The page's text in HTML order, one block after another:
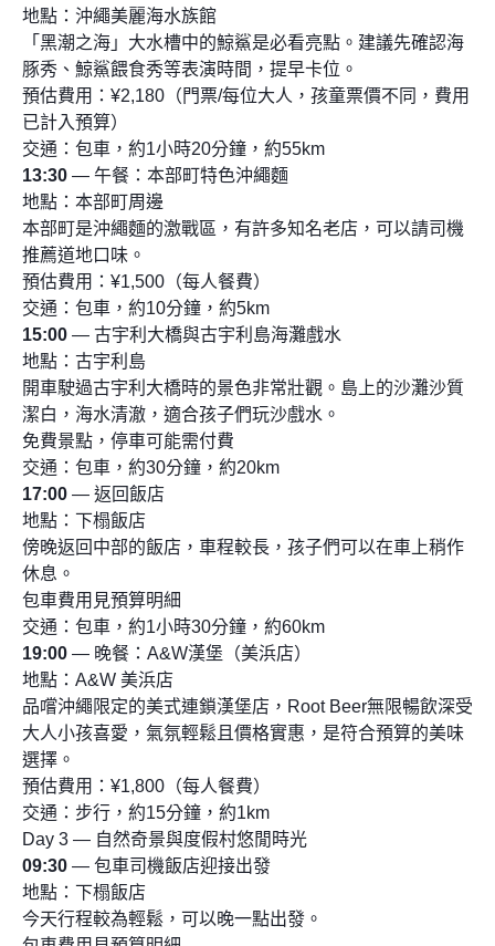
地點：沖繩美麗海水族館
「黑潮之海」大水槽中的鯨鯊是必看亮點。建議先確認海
豚秀、鯨鯊餵食秀等表演時間，提早卡位。
預估費用：¥2,180（門票/每位大人，孩童票價不同，費用
已計入預算）
交通：包車，約1小時20分鐘，約55km
13:30 — 午餐：本部町特色沖繩麵
地點：本部町周邊
本部町是沖繩麵的激戰區，有許多知名老店，可以請司機
推薦道地口味。
預估費用：¥1,500（每人餐費）
交通：包車，約10分鐘，約5km
15:00 — 古宇利大橋與古宇利島海灘戲水
地點：古宇利島
開車駛過古宇利大橋時的景色非常壯觀。島上的沙灘沙質
潔白，海水清澈，適合孩子們玩沙戲水。
免費景點，停車可能需付費
交通：包車，約30分鐘，約20km
17:00 — 返回飯店
地點：下榻飯店
傍晚返回中部的飯店，車程較長，孩子們可以在車上稍作
休息。
包車費用見預算明細
交通：包車，約1小時30分鐘，約60km
19:00 — 晚餐：A&W漢堡（美浜店）
地點：A&W 美浜店
品嚐沖繩限定的美式連鎖漢堡店，Root Beer無限暢飲深受
大人小孩喜愛，氣氛輕鬆且價格實惠，是符合預算的美味
選擇。
預估費用：¥1,800（每人餐費）
交通：步行，約15分鐘，約1km
Day 3 — 自然奇景與度假村悠閒時光
09:30 — 包車司機飯店迎接出發
地點：下榻飯店
今天行程較為輕鬆，可以晚一點出發。